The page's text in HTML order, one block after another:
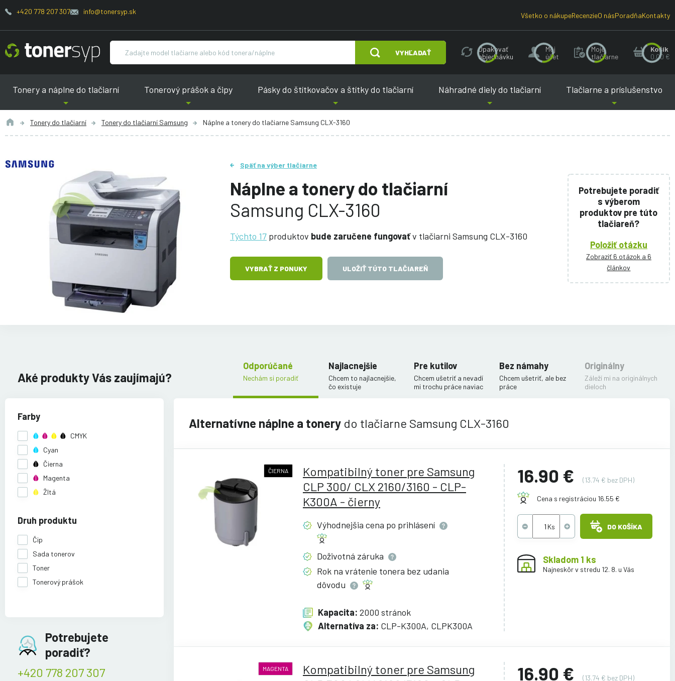
+420 778 207 307 info@tonersyp.sk Všetko o nákupeRecenzieO násPoradňaKontakty
VYHĽADAŤ
Opakovať
objednávku
Môj
účet
Moje
tlačiarne
Košík
0.00 €
Tonery a náplne do tlačiarní Tonerový prášok a čipy Pásky do štítkovačov a štítky do tlačiarní Náhradné diely do tlačiarní Tlačiarne a príslušenstvo
Tonery do tlačiarní Tonery do tlačiarní Samsung Náplne a tonery do tlačiarne Samsung CLX-3160
Späť na výber tlačiarne
Náplne a tonery do tlačiarní
Samsung CLX-3160
Týchto 17produktov bude zaručene fungovaťv tlačiarni Samsung CLX-3160
VYBRAŤ Z PONUKY ULOŽIŤ TÚTO TLAČIAREŇ
Potrebujete poradiť
s výberom
produktov pre túto
tlačiareň?
Položiť otázku
Zobraziť 6 otázok a 6
článkov
Aké produkty Vás zaujímajú?
Farby
CMYK
Cyan
Čierna
Magenta
Žltá
Druh produktu
Čip
Sada tonerov
Toner
Tonerový prášok
Potrebujete
poradiť?
+420 778 207 307
Odporúčané
Nechám si poradiť
Najlacnejšie
Chcem to najlacnejšie,
čo existuje
Pre kutilov
Chcem ušetriť a nevadí
mi trochu práce naviac
Bez námahy
Chcem ušetriť, ale bez
práce
Originálny
Záleží mi na originálnych
dieloch
Alternatívne náplne a tonery do tlačiarne Samsung CLX-3160
ČIERNA
Kompatibilný toner pre Samsung
CLP 300/ CLX 2160/3160 - CLP-
K300A - čierny
Výhodnejšia cena po prihlásení
Doživotná záruka
Rok na vrátenie tonera bez udania
dôvodu
Kapacita: 2000 stránok
Alternatíva za: CLP-K300A, CLPK300A
16.90 € (13.74 € bez DPH)
Cena s registráciou 16.55 €
DO KOŠÍKA
Skladom 1 ks
Najneskôr v stredu 12. 8. u Vás
MAGENTA
Kompatibilný toner pre Samsung
16.90 € (13.74 € bez DPH)